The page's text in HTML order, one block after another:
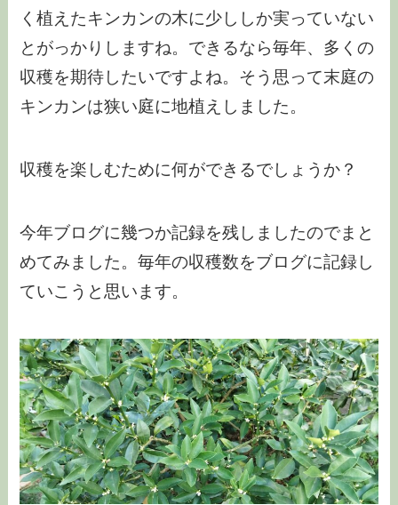
く植えたキンカンの木に少ししか実っていない
とがっかりしますね。できるなら毎年、多くの
収穫を期待したいですよね。そう思って末庭の
キンカンは狭い庭に地植えしました。
収穫を楽しむために何ができるでしょうか？
今年ブログに幾つか記録を残しましたのでまと
めてみました。毎年の収穫数をブログに記録し
ていこうと思います。